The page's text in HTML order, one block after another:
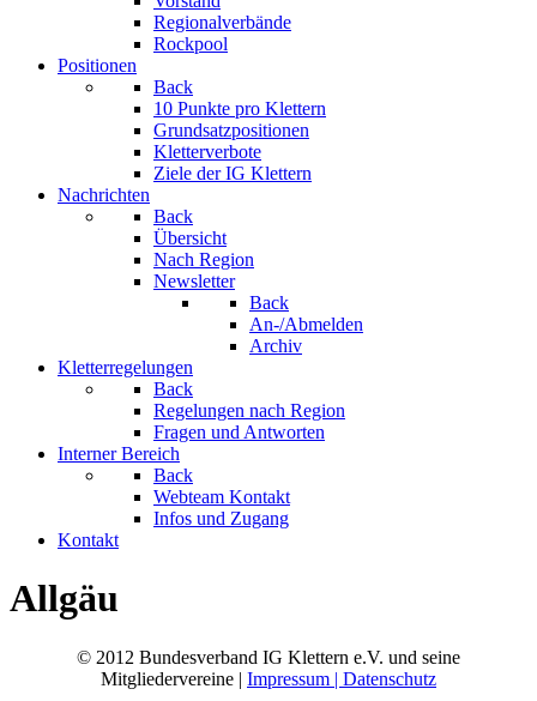
Regionalverbände
Rockpool
Positionen
Back
10 Punkte pro Klettern
Grundsatzpositionen
Kletterverbote
Ziele der IG Klettern
Nachrichten
Back
Übersicht
Nach Region
Newsletter
Back
An-/Abmelden
Archiv
Kletterregelungen
Back
Regelungen nach Region
Fragen und Antworten
Interner Bereich
Back
Webteam Kontakt
Infos und Zugang
Kontakt
Allgäu
© 2012 Bundesverband IG Klettern e.V. und seine
Mitgliedervereine | Impressum | Datenschutz